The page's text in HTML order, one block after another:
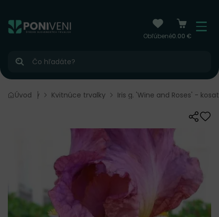
Obľúbené0.00 €
Menu
Hľadať
Úvod
Trvalky Kvitnúce trvalky Iris g. 'Wine and Roses' -
Zdieľať